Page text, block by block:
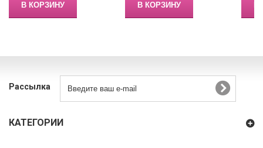
В КОРЗИНУ В КОРЗИНУ
Рассылка
КАТЕГОРИИ